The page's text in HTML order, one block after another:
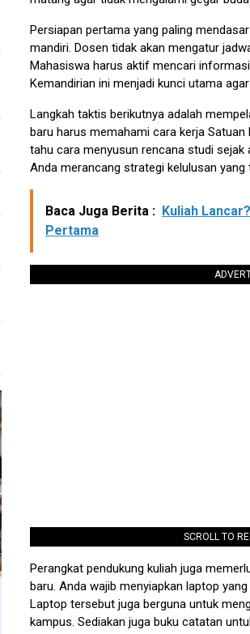
Persiapan pertama yang paling
mandiri. Dosen tidak akan mengatur
Mahasiswa harus aktif mencari
Kemandirian ini menjadi kunci utama
Langkah taktis berikutnya adalah
baru harus memahami cara kerja
tahu cara menyusun rencana studi
Anda merancang strategi kelulusan yang
Baca Juga Berita : Kuliah
Pertama
SCROLL TO
Perangkat pendukung kuliah juga
baru. Anda wajib menyiapkan laptop
Laptop tersebut juga berguna untuk
kampus. Sediakan juga buku catatan